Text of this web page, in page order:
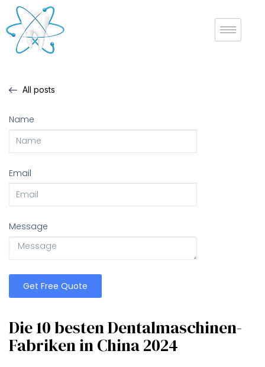
All posts
Name
Email
Message
Get Free Quote
Die 10 besten Dentalmaschinen-
Fabriken in China 2024